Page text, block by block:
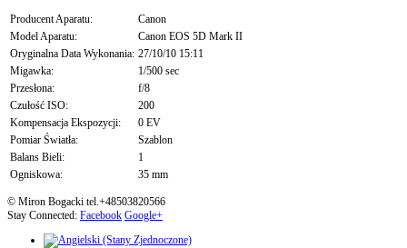
Producent Aparatu:
Canon
Model Aparatu:
Canon EOS 5D Mark II
Oryginalna Data Wykonania: 27/10/10 15:11
Migawka:
1/500 sec
Przesłona:
f/8
Czułość ISO:
200
Kompensacja Ekspozycji:
0 EV
Pomiar Światła:
Szablon
Balans Bieli:
1
Ogniskowa:
35 mm
© Miron Bogacki tel.+48503820566
Stay Connected: Facebook Google+